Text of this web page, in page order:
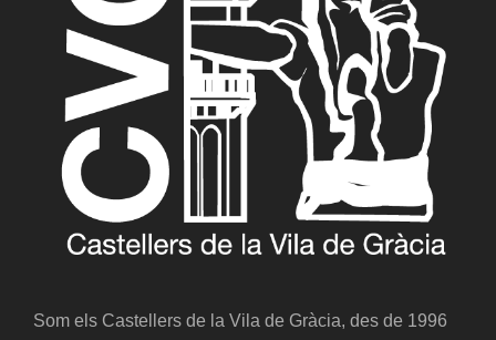
Som els Castellers de la Vila de Gràcia, des de 1996